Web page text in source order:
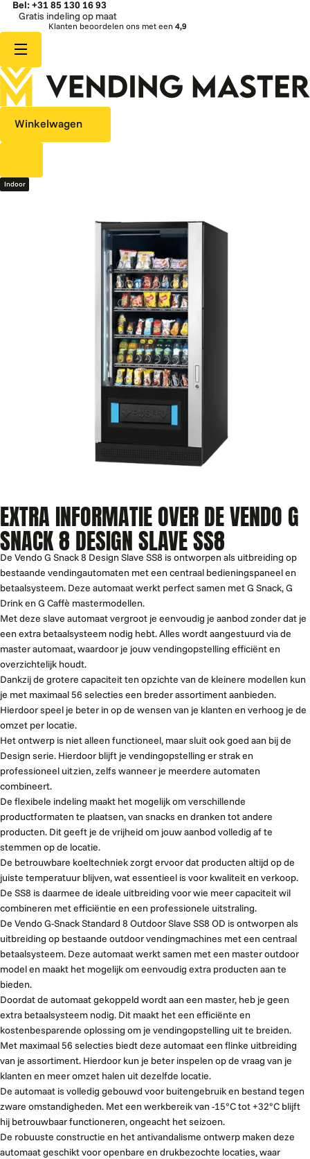
Bel: +31 85 130 16 93
indeling op maat
Klanten beoordelen ons met een 4,9
Winkelwagen
Indoor
EXTRA INFORMATIE OVER DE VENDO G
SNACK 8 DESIGN SLAVE SS8
De Vendo G Snack 8 Design Slave SS8 is ontworpen als uitbreiding op
bestaande vendingautomaten met een centraal bedieningspaneel en
betaalsysteem. Deze automaat werkt perfect samen met G Snack, G
Drink en G Caffè mastermodellen.
Met deze slave automaat vergroot je eenvoudig je aanbod zonder dat je
een extra betaalsysteem nodig hebt. Alles wordt aangestuurd via de
master automaat, waardoor je jouw vendingopstelling efficiënt en
overzichtelijk houdt.
Dankzij de grotere capaciteit ten opzichte van de kleinere modellen kun
je met maximaal 56 selecties een breder assortiment aanbieden.
Hierdoor speel je beter in op de wensen van je klanten en verhoog je de
omzet per locatie.
Het ontwerp is niet alleen functioneel, maar sluit ook goed aan bij de
Design serie. Hierdoor blijft je vendingopstelling er strak en
professioneel uitzien, zelfs wanneer je meerdere automaten
combineert.
De flexibele indeling maakt het mogelijk om verschillende
productformaten te plaatsen, van snacks en dranken tot andere
producten. Dit geeft je de vrijheid om jouw aanbod volledig af te
stemmen op de locatie.
De betrouwbare koeltechniek zorgt ervoor dat producten altijd op de
juiste temperatuur blijven, wat essentieel is voor kwaliteit en verkoop.
De SS8 is daarmee de ideale uitbreiding voor wie meer capaciteit wil
combineren met efficiëntie en een professionele uitstraling.
De Vendo G-Snack Standard 8 Outdoor Slave SS8 OD is ontworpen als
uitbreiding op bestaande outdoor vendingmachines met een centraal
betaalsysteem. Deze automaat werkt samen met een master outdoor
model en maakt het mogelijk om eenvoudig extra producten aan te
bieden.
Doordat de automaat gekoppeld wordt aan een master, heb je geen
extra betaalsysteem nodig. Dit maakt het een efficiënte en
kostenbesparende oplossing om je vendingopstelling uit te breiden.
Met maximaal 56 selecties biedt deze automaat een flinke uitbreiding
van je assortiment. Hierdoor kun je beter inspelen op de vraag van je
klanten en meer omzet halen uit dezelfde locatie.
De automaat is volledig gebouwd voor buitengebruik en bestand tegen
zware omstandigheden. Met een werkbereik van -15°C tot +32°C blijft
hij betrouwbaar functioneren, ongeacht het seizoen.
De robuuste constructie en het antivandalisme ontwerp maken deze
automaat geschikt voor openbare en drukbezochte locaties, waar